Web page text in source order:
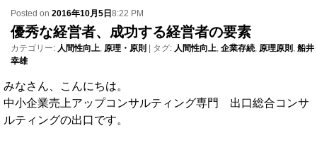
Posted on 2016年10月5日 8:22 PM
優秀な経営者、成功する経営者の要素
カテゴリー: 人間性向上, 原理・原則 タグ: 人間性向上, 企業存続, 原理原則 , 船井
幸雄
みなさん、こんにちは。
中小企業売上アップコンサルティング専門 出口総合コンサ
ルティングの出口です。